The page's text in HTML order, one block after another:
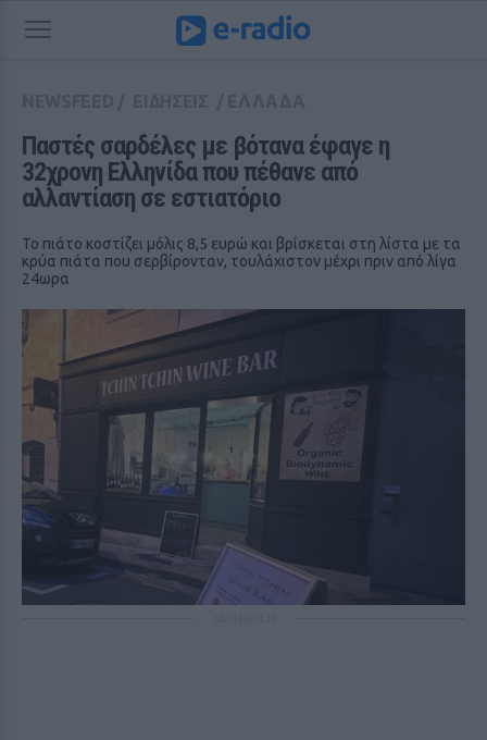
Παστές σαρδέλες με βότανα έφαγε η
32χρονη Ελληνίδα που πέθανε από
αλλαντίαση σε εστιατόριο
Το πιάτο κοστίζει μόλις 8,5 ευρώ και βρίσκεται στη λίστα με τα
κρύα πιάτα που σερβίρονταν, τουλάχιστον μέχρι πριν από λίγα
24ωρα